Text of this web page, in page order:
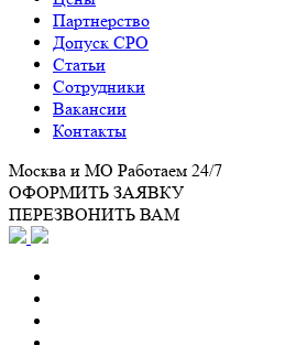
Партнерство
Допуск СРО
Статьи
Сотрудники
Вакансии
Контакты
Москва и МО Работаем 24/7
ОФОРМИТЬ ЗАЯВКУ
ПЕРЕЗВОНИТЬ ВАМ